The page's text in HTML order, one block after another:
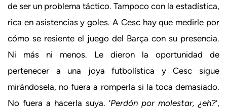
de ser un problema táctico. Tampoco con la estadística,
rica en asistencias y goles. A Cesc hay que medirle por
cómo se resiente el juego del Barça con su presencia.
Ni más ni menos. Le dieron la oportunidad de
pertenecer a una joya futbolística y Cesc sigue
mirándosela, no fuera a romperla si la toca demasiado.
No fuera a hacerla suya. ‘Perdón por molestar, ¿eh?‘,